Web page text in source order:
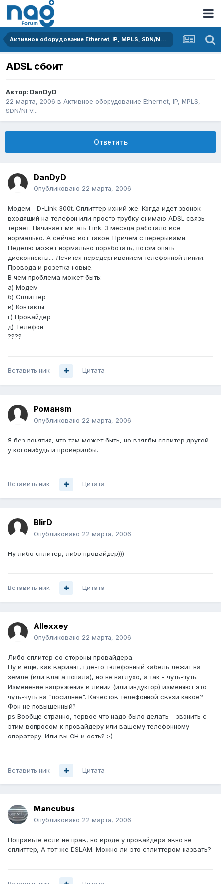
Активное оборудование Ethernet, IP, MPLS, SDN/NFV...
ADSL сбоит
Автор: DanDyD
22 марта, 2006 в Активное оборудование Ethernet, IP, MPLS,
SDN/NFV...
Ответить
DanDyD
Опубликовано 22 марта, 2006
Модем - D-Link 300t. Сплиттер ихний же. Когда идет звонок
входящий на телефон или просто трубку снимаю ADSL связь
теряет. Начинает мигать Link. 3 месяца работало все
нормально. А сейчас вот такое. Причем с перерывами.
Неделю может нормально поработать, потом опять
дисконнекты... Лечится передергиванием телефонной линии.
Провода и розетка новые.
В чем проблема может быть:
а) Модем
б) Сплиттер
в) Контакты
г) Провайдер
д) Телефон
????
Вставить ник Цитата
Романsm
Опубликовано 22 марта, 2006
Я без понятия, что там может быть, но взялбы сплитер другой
у когонибудь и проверилбы.
Вставить ник Цитата
BlirD
Опубликовано 22 марта, 2006
Ну либо сплитер, либо провайдер)))
Вставить ник Цитата
Allexxey
Опубликовано 22 марта, 2006
Либо сплитер со стороны провайдера.
Ну и еще, как вариант, где-то телефонный кабель лежит на
земле (или влага попала), но не наглухо, а так - чуть-чуть.
Изменение напряжения в линии (или индуктор) изменяют это
чуть-чуть на "посилнее". Качестов телефонной связи какое?
Фон не повышенный?
ps Вообще странно, первое что надо было делать - звонить с
этим вопросом к провайдеру или вашему телефонному
оператору. Или вы ОН и есть? :-)
Вставить ник Цитата
Mancubus
Опубликовано 22 марта, 2006
Поправьте если не прав, но вроде у провайдера явно не
сплиттер, А тот же DSLAM. Можно ли это сплиттером назвать?